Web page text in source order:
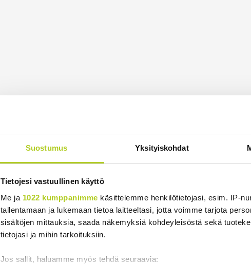
Suostumus Yksityiskohdat
Tietojesi vastuullinen käyttö
Me ja 1022 kumppanimme käsittelemme henkilötietojasi, esim. IP-
tallentamaan ja lukemaan tietoa laitteeltasi, jotta voimme tarjota
sisältöjen mittauksia, saada näkemyksiä kohdeyleisöstä sekä
tietojasi ja mihin tarkoituksiin.
Jos sallit, haluamme myös tehdä seuraavia: